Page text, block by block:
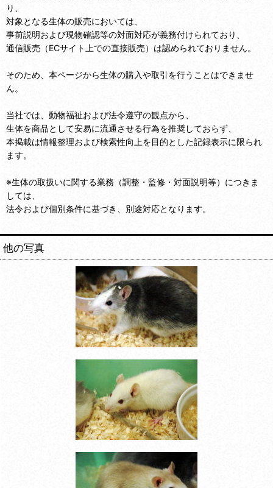
り、
対象となる生体の販売においては、
事前説明および現物確認等の対面対応が義務付けられており、
通信販売（ECサイト上での直接販売）は認められておりません。
そのため、本ページから生体の購入や取引を行うことはできませ
ん。
当社では、動物福祉および法令遵守の観点から、
生体を商品として安易に流通させる行為を推奨しておらず、
本掲載は情報整理および検索性向上を目的とした記録表示に限られ
ます。
※生体の取扱いに関する業務（調整・監修・対面説明等）につきま
しては、
法令および個別条件に基づき、別途対応となります。
他の写真